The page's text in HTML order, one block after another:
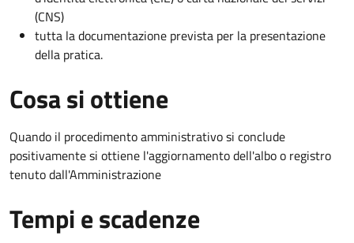
(CNS)
tutta la documentazione prevista per la presentazione
della pratica.
Cosa si ottiene
Quando il procedimento amministrativo si conclude
positivamente si ottiene l'aggiornamento dell'albo o registro
tenuto dall'Amministrazione
Tempi e scadenze